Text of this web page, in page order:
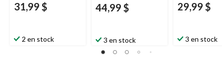
31,99 $
2 en stock
44,99 $
3 en stock
29,99 $
3 en stock